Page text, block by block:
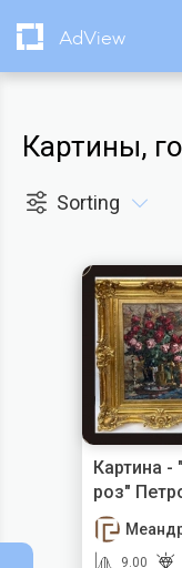
AdView
Картины,
Sorting
Картина -
роз"
9.00